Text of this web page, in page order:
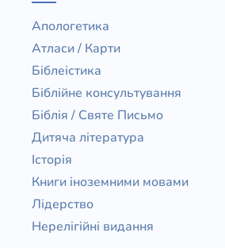
Апологетика
Атласи / Карти
Біблеістика
Біблійне консультування
Біблія / Святе Письмо
Дитяча література
Історія
Книги іноземними мовами
Лідерство
Нерелігійні видання